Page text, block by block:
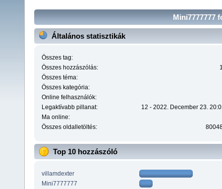
Mini7777777
Általános statisztikák
Összes tag:
Összes hozzászólás:
Összes téma:
Összes kategória:
Online felhasználók:
Legaktívabb pillanat:
12 - 2022. December 23.
Ma online:
Összes oldalletöltés:
Top 10 hozzászóló
villamdexter
Mini7777777